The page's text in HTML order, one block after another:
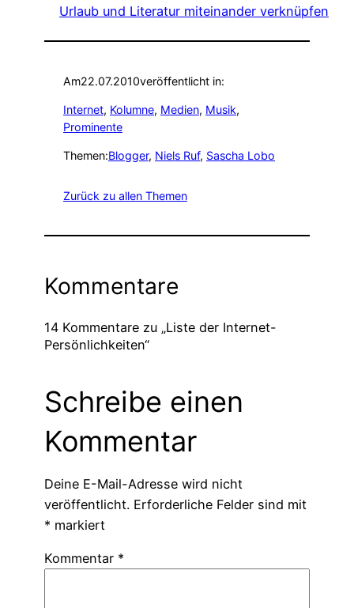
Urlaub und Literatur miteinander verknüpfen
Am22.07.2010veröffentlicht in:
Internet, Kolumne, Medien, Musik
Prominente
Themen:Blogger, Niels Ruf, Sascha Lobo
Zurück zu allen Themen
Kommentare
14 Kommentare zu „Liste der Internet-
Persönlichkeiten“
Schreibe einen
Kommentar
Deine E-Mail-Adresse wird nicht
veröffentlicht. Erforderliche Felder sind mit
* markiert
Kommentar *